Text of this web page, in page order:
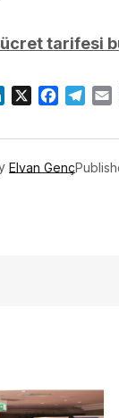
tarifesi
LinkedIn
X
Elvan Genç